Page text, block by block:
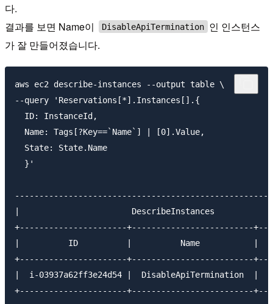
다.
결과를 보면 Name이
DisableApiTermination 인 인스턴스
가 잘 만들어졌습니다.
aws ec2 describe-instances --output table \
--query 'Reservations[*].Instances[].{
  ID: InstanceId,
  Name: Tags[?Key==`Name`] | [0].Value,
  State: State.Name
  }'
|                       DescribeInstances
+----------------------+-------------------------
|          ID          |          Name           |
+----------------------+-------------------------
|  i-03937a62ff3e24d54 |  DisableApiTermination  |